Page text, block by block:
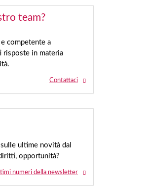
team?
competente a
in materia
Contattaci
ultime novità dal
opportunità?
numeri della newsletter